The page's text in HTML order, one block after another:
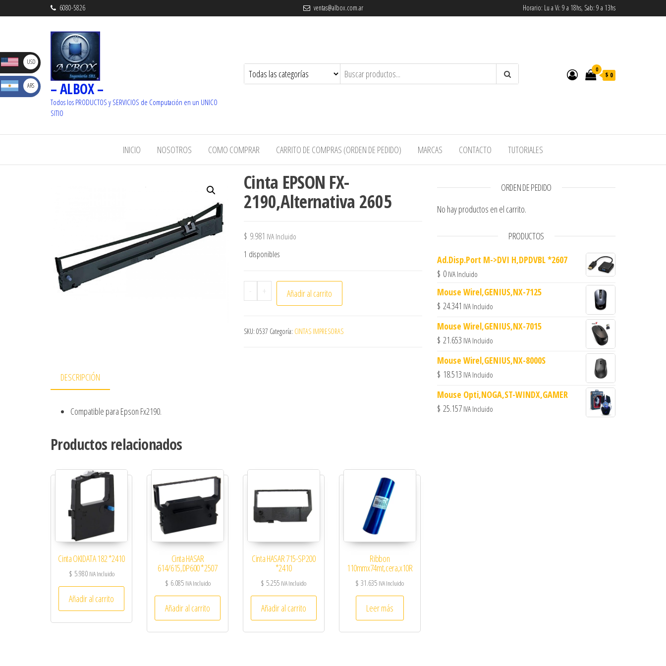
6080-5826 ventas@albox.com.ar Horario: Lu a Vi: 9 a 18hs, Sab: 9 a 13hs
– ALBOX –
Todos los PRODUCTOS y SERVICIOS de Computación en un UNICO
SITIO
0
$ 0
INICIO NOSOTROS COMO COMPRAR CARRITO DE COMPRAS (ORDEN DE PEDIDO) MARCAS CONTACTO TUTORIALES
Cinta EPSON FX-
2190,Alternativa 2605
$ 9.981 IVA Incluido
1 disponibles
- Cinta EPSON FX-2190,Alternativa 2605 cantidad
+ Añadir al carrito
SKU: 0537 Categoría: CINTAS IMPRESORAS
DESCRIPCIÓN
Compatible para Epson Fx2190.
Productos relacionados
Cinta OKIDATA 182 *2410
$ 5.980 IVA Incluido
Añadir al carrito
Cinta HASAR
614/615,DP600 *2507
$ 6.085 IVA Incluido
Añadir al carrito
Cinta HASAR 715-SP200
*2410
$ 5.255 IVA Incluido
Añadir al carrito
Ribbon
110mmx74mt,cera,x10R
$ 31.635 IVA Incluido
Leer más
ORDEN DE PEDIDO
No hay productos en el carrito.
PRODUCTOS
Ad.Disp.Port M->DVI H,DPDVBL *2607
$ 0 IVA Incluido
Mouse Wirel,GENIUS,NX-7125
$ 24.341 IVA Incluido
Mouse Wirel,GENIUS,NX-7015
$ 21.653 IVA Incluido
Mouse Wirel,GENIUS,NX-8000S
$ 18.513 IVA Incluido
Mouse Opti,NOGA,ST-WINDX,GAMER
$ 25.157 IVA Incluido
USD
_ U$S
ARS